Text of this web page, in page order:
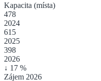
Kapacita (místa)
478
2024
615
2025
398
2026
↓ 17 %
Zájem 2026